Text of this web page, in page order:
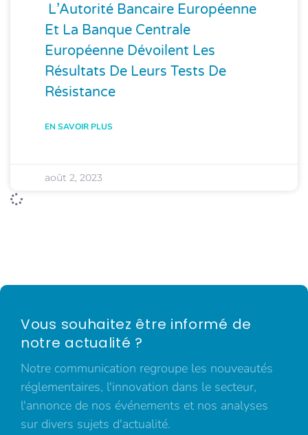
L’Autorité Bancaire Européenne
Et La Banque Centrale
Européenne Dévoilent Les
Résultats De Leurs Tests De
Résistance
EN SAVOIR PLUS
août 2, 2023
Vous souhaitez être informé de
notre actualité ?
Notre communication regroupe les nouveautés
réglementaires, l'innovation dans le secteur,
l'annonce de nos événements et nos analyses
sur divers sujets d'actualité.